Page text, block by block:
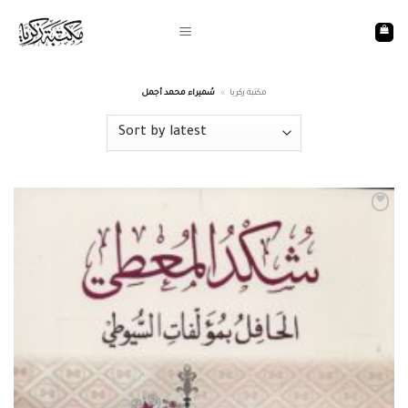
content
مكتبة زكريا » سُميراء محمد أجمل